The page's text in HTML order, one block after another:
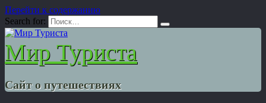
Перейти к содержанию
Search for:
Мир Туриста
Сайт о путешествиях